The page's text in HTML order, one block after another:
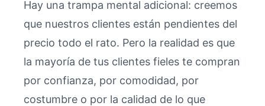
Hay una trampa mental adicional: creemos
que nuestros clientes están pendientes del
precio todo el rato. Pero la realidad es que
la mayoría de tus clientes fieles te compran
por confianza, por comodidad, por
costumbre o por la calidad de lo que